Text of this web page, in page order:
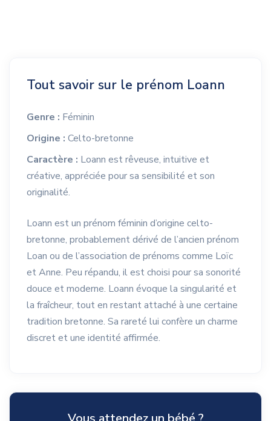
Tout savoir sur le prénom Loann
Genre : Féminin
Origine : Celto-bretonne
Caractère : Loann est rêveuse, intuitive et
créative, appréciée pour sa sensibilité et son
originalité.
Loann est un prénom féminin d’origine celto-
bretonne, probablement dérivé de l’ancien prénom
Loan ou de l’association de prénoms comme Loïc
et Anne. Peu répandu, il est choisi pour sa sonorité
douce et moderne. Loann évoque la singularité et
la fraîcheur, tout en restant attaché à une certaine
tradition bretonne. Sa rareté lui confère un charme
discret et une identité affirmée.